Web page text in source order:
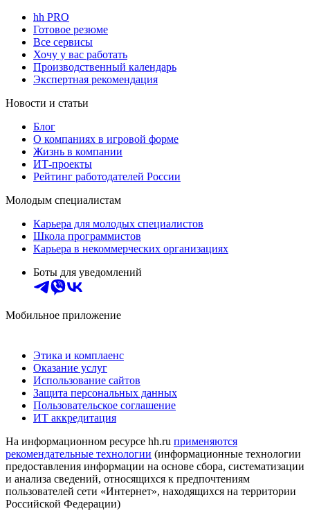
hh PRO
Готовое резюме
Все сервисы
Хочу у вас работать
Производственный календарь
Экспертная рекомендация
Новости и статьи
Блог
О компаниях в игровой форме
Жизнь в компании
ИТ-проекты
Рейтинг работодателей России
Молодым специалистам
Карьера для молодых специалистов
Школа программистов
Карьера в некоммерческих организациях
Боты для уведомлений
Мобильное приложение
Этика и комплаенс
Оказание услуг
Использование сайтов
Защита персональных данных
Пользовательское соглашение
ИТ аккредитация
На информационном ресурсе hh.ru применяются
рекомендательные технологии (информационные технологии
предоставления информации на основе сбора, систематизации
и анализа сведений, относящихся к предпочтениям
пользователей сети «Интернет», находящихся на территории
Российской Федерации)